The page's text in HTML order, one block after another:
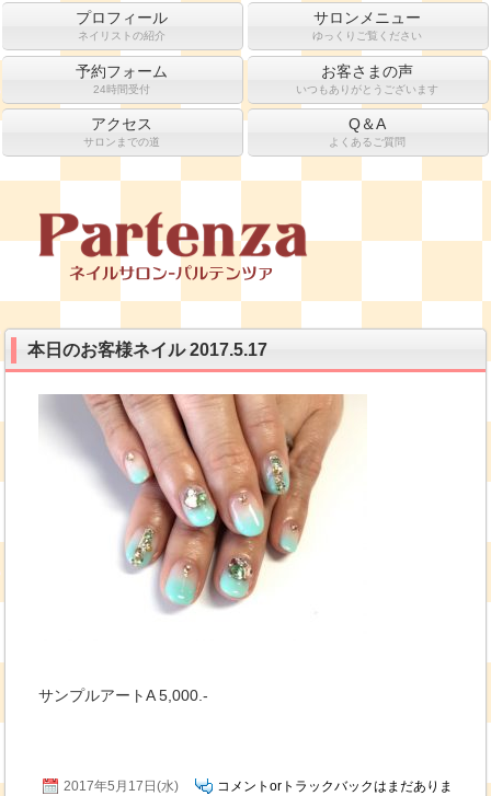
プロフィール
ネイリストの紹介
サロンメニュー
ゆっくりご覧ください
予約フォーム
24時間受付
お客さまの声
いつもありがとうございます
アクセス
サロンまでの道
Q＆A
よくあるご質問
本日のお客様ネイル 2017.5.17
サンプルアートA 5,000.-
2017年5月17日(水)
コメントorトラックバックはまだありま